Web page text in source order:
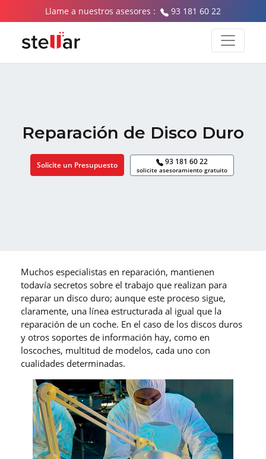
Llame a nuestros asesores : 93 181 60 22
Reparación de Disco Duro
Solicite un Presupuesto 93 181 60 22
solicite asesoramiento gratuito
Muchos especialistas en reparación, mantienen
todavía secretos sobre el trabajo que realizan para
reparar un disco duro; aunque este proceso sigue,
claramente, una línea estructurada al igual que la
reparación de un coche. En el caso de los discos duros
y otros soportes de información hay, como en
loscoches, multitud de modelos, cada uno con
cualidades determinadas.